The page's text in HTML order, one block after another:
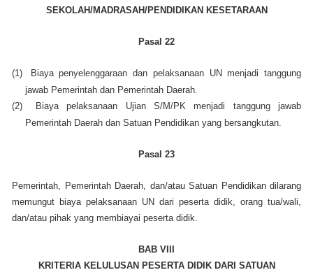
SEKOLAH/MADRASAH/PENDIDIKAN KESETARAAN
Pasal 22
(1)
Biaya penyelenggaraan dan pelaksanaan UN menjadi tanggung
jawab Pemerintah dan Pemerintah Daerah.
(2)
Biaya pelaksanaan Ujian S/M/PK menjadi tanggung jawab
Pemerintah Daerah dan Satuan Pendidikan yang bersangkutan.
Pasal 23
Pemerintah, Pemerintah Daerah, dan/atau Satuan Pendidikan dilarang
memungut biaya pelaksanaan UN dari peserta didik, orang tua/wali,
dan/atau pihak yang membiayai peserta didik.
BAB VIII
KRITERIA KELULUSAN PESERTA DIDIK DARI SATUAN